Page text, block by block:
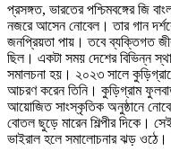
প্রসঙ্গত, ভারতের পশ্চিমবঙ্গের জি
নজরে আসেন নোবেল। তার গান
জনপ্রিয়তা পায়। তবে ব্যক্তিগত
ছিল। একটা সময় দেশের বিভিন্ন
সমালচনা হয়। ২০২৩ সালে
আচরণ করেন তিনি। কুড়িগ্রাম
আয়োজিত সাংস্কৃতিক অনুষ্ঠানে
বোতল ছুড়ে মারেন শিল্পীর দিকে।
ভাইরাল হলে সমালোচনার ঝড় ওঠে।